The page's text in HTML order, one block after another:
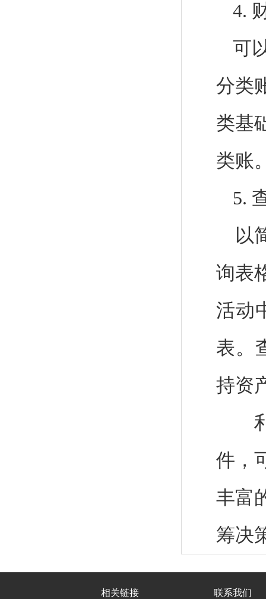
4.
可
分类
类基
类账
5.
以
询表
活动
表。
持资
利
件，
丰富
筹决
相关链接 联系我们